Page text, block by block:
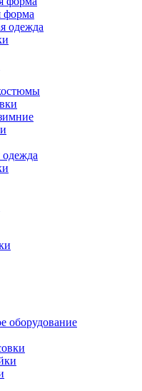
форма
одежда
одежда
оборудование